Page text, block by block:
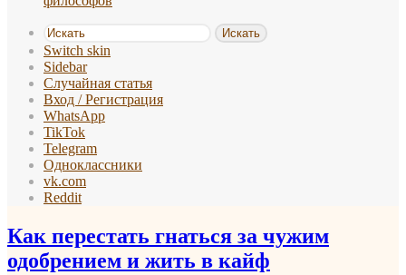
Искать
Switch skin
Sidebar
Случайная статья
Вход / Регистрация
WhatsApp
TikTok
Telegram
Одноклассники
vk.com
Reddit
Как перестать гнаться за чужим
одобрением и жить в кайф